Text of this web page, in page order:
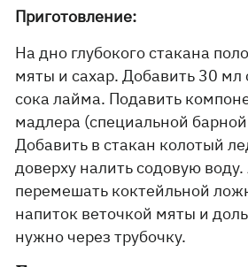
Приготовление:
На дно глубокого стакана
мяты и сахар. Добавить 30
сока лайма. Подавить
мадлера (специальной
Добавить в стакан колотый
доверху налить содовую
перемешать коктейльной
напиток веточкой мяты и
нужно через трубочку.